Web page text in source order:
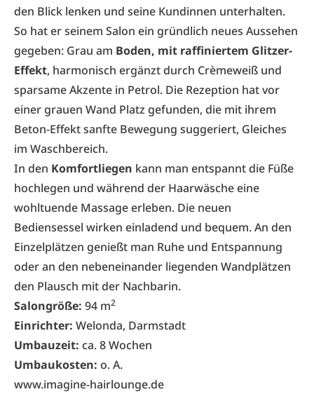
den Blick lenken und seine Kundinnen unterhalten.
So hat er seinem Salon ein gründlich neues Aussehen
gegeben: Grau am Boden, mit raffiniertem Glitzer-
Effekt, harmonisch ergänzt durch Crèmeweiß und
sparsame Akzente in Petrol. Die Rezeption hat vor
einer grauen Wand Platz gefunden, die mit ihrem
Beton-Effekt sanfte Bewegung suggeriert, Gleiches
im Waschbereich.
In den Komfortliegen kann man entspannt die Füße
hochlegen und während der Haarwäsche eine
wohltuende Massage erleben. Die neuen
Bediensessel wirken einladend und bequem. An den
Einzelplätzen genießt man Ruhe und Entspannung
oder an den nebeneinander liegenden Wandplätzen
den Plausch mit der Nachbarin.
Salongröße: 94 m2
Einrichter: Welonda, Darmstadt
Umbauzeit: ca. 8 Wochen
Umbaukosten: o. A.
www.imagine-hairlounge.de